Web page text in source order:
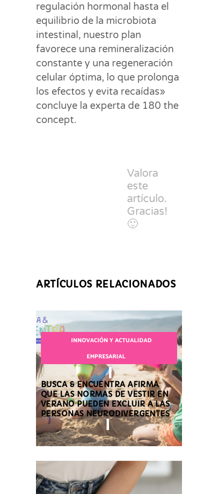
regulación hormonal hasta el
equilibrio de la microbiota
intestinal, nuestro plan
favorece una remineralización
constante y una regeneración
celular óptima, lo que prolonga
los efectos y evita recaídas»
concluye la experta de 180 the
concept.
Valora
este
artículo.
Gracias!
🙂
ARTÍCULOS RELACIONADOS
INNOVACIÓN Y ACTUALIDAD
EMPRESARIAL
BUSCA & ENCUENTRA AFIRMA
QUE LAS NORMAS DE VESTIR EN
VERANO PUEDEN EXCLUIR A LAS
PERSONAS NEURODIVERGENTES